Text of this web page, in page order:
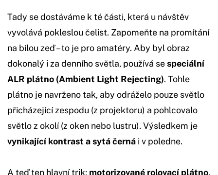
Tady se dostáváme k té části, která u návštěv
vyvolává pokleslou čelist. Zapomeňte na promítání
na bílou zeď – to je pro amatéry. Aby byl obraz
dokonalý i za denního světla, používá sespeciální
ALR plátno (Ambient Light Rejecting). Tohle
plátno je navrženo tak, aby odráželo pouze světlo
přicházející zespodu (z projektoru) a pohlcovalo
světlo z okolí (z oken nebo lustru). Výsledkem je
vynikající kontrast a sytá černá i v poledne.
A teď ten hlavní trik: motorizované rolovací plátno.